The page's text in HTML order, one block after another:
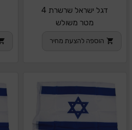
דגל ישראל שרשרת 4
מטר משולש
הוספה להצעת מחיר